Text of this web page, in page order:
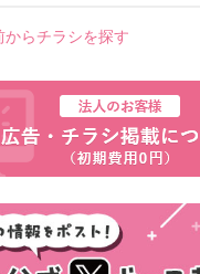
からチラシを探す